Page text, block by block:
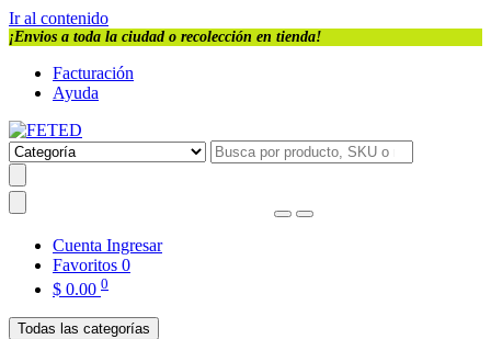
Ir al contenido
¡Envios a toda la ciudad o recolección en tienda!
Facturación
Ayuda
Cuenta Ingresar
Favoritos 0
$ 0.00 0
Todas las categorías